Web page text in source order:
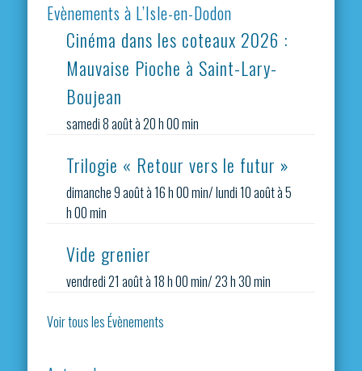
Evènements à L’Isle-en-Dodon
Cinéma dans les coteaux 2026 :
Mauvaise Pioche à Saint-Lary-
Boujean
samedi 8 août à 20 h 00 min
Trilogie « Retour vers le futur »
dimanche 9 août à 16 h 00 min/lundi 10 août à 5
h 00 min
Vide grenier
vendredi 21 août à 18 h 00 min/23 h 30 min
Voir tous les Évènements